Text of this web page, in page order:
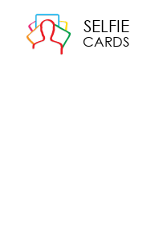
SELFIE
CARDS